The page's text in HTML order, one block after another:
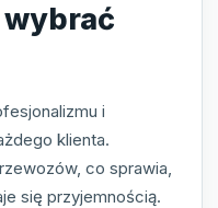
i
klienta.
co sprawia,
się przyjemnością.